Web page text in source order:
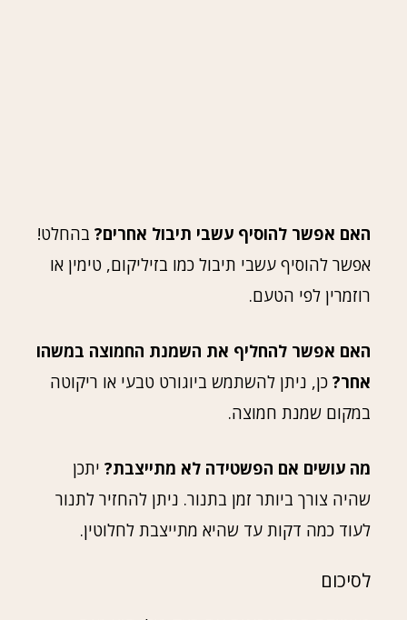
האם אפשר להוסיף עשבי תיבול אחרים? בהחלט!
אפשר להוסיף עשבי תיבול כמו בזיליקום, טימין או
רוזמרין לפי הטעם.
האם אפשר להחליף את השמנת החמוצה במשהו
אחר? כן, ניתן להשתמש ביוגורט טבעי או ריקוטה
במקום שמנת חמוצה.
מה עושים אם הפשטידה לא מתייצבת? יתכן
שהיה צורך ביותר זמן בתנור. ניתן להחזיר לתנור
לעוד כמה דקות עד שהיא מתייצבת לחלוטין.
לסיכום